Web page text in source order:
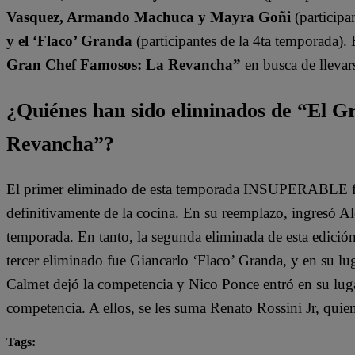
Vasquez, Armando Machuca y Mayra Goñi
y el ‘Flaco’ Granda (participantes de la 4ta temporada).
Gran Chef Famosos: La Revancha” en busca de
¿Quiénes han sido eliminados de “El
Revancha”?
El primer eliminado de esta temporada INSUPERABLE
definitivamente de la cocina. En su reemplazo, ingresó
temporada. En tanto, la segunda eliminada de esta
tercer eliminado fue Giancarlo ‘Flaco’ Granda, y en su
Calmet dejó la competencia y Nico Ponce entró en su
competencia. A ellos, se les suma Renato Rossini Jr,
Tags: